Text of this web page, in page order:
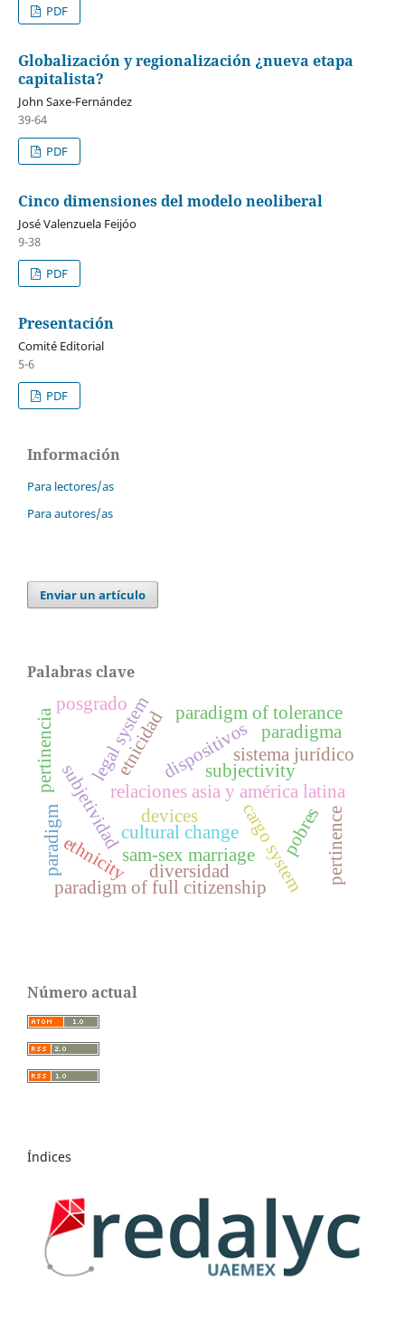
PDF
Globalización y regionalización ¿nueva etapa
capitalista?
John Saxe-Fernández
39-64
PDF
Cinco dimensiones del modelo neoliberal
José Valenzuela Feijóo
9-38
PDF
Presentación
Comité Editorial
5-6
PDF
Información
Para lectores/as
Para autores/as
Enviar un artículo
Palabras clave
relaciones asia y américa latina
cargo system
dispositivos
pobres
subjectivity
subjetividad
sam-sex marriage
paradigm of full citizenship
paradigm of tolerance
cultural change
devices
ethnicity
etnicidad
legal system sistema jurídico
paradigm
paradigma
diversidad pertinence
pertinencia
posgrado
Número actual
Índices